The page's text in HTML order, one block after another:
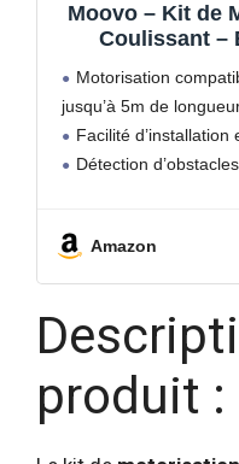
Moovo – Kit de
Coulissant –
Motorisation
jusqu’à 5m de
Facilité
Détection d’obstacles
Amazon
produit :